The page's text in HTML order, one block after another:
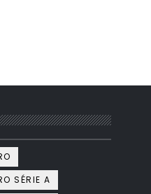
SÉRIE A